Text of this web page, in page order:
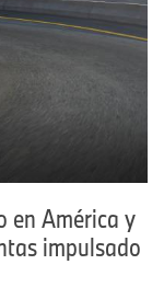
en América y
impulsado